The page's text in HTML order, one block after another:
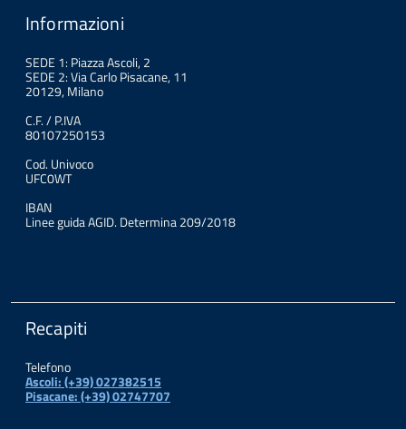
Informazioni
SEDE 1: Piazza Ascoli, 2
SEDE 2: Via Carlo Pisacane, 11
20129, Milano
C.F. / P.IVA
80107250153
Cod. Univoco
UFC0WT
IBAN
Linee guida AGID. Determina 209/2018
Recapiti
Telefono
Ascoli: (+39) 027382515
Pisacane: (+39) 02747707